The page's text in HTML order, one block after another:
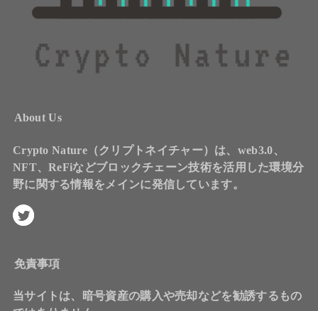
About Us
Crypto Nature（クリプトネイチャー）は、web3.0、
NFT、ReFiなどブロックチェーン技術を活用した環境分
野に関する情報をメインに発信しています。
免責事項
当サイトは、暗号資産の購入や売却などを勧誘するもの